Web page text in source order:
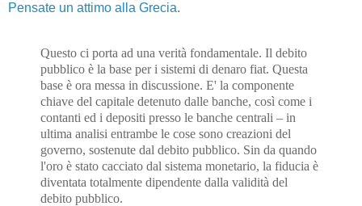
Pensate un attimo alla Grecia.
Questo ci porta ad una verità fondamentale. Il debito
pubblico è la base per i sistemi di denaro fiat. Questa
base è ora messa in discussione. E' la componente
chiave del capitale detenuto dalle banche, così come i
contanti ed i depositi presso le banche centrali – in
ultima analisi entrambe le cose sono creazioni del
governo, sostenute dal debito pubblico. Sin da quando
l'oro è stato cacciato dal sistema monetario, la fiducia è
diventata totalmente dipendente dalla validità del
debito pubblico.